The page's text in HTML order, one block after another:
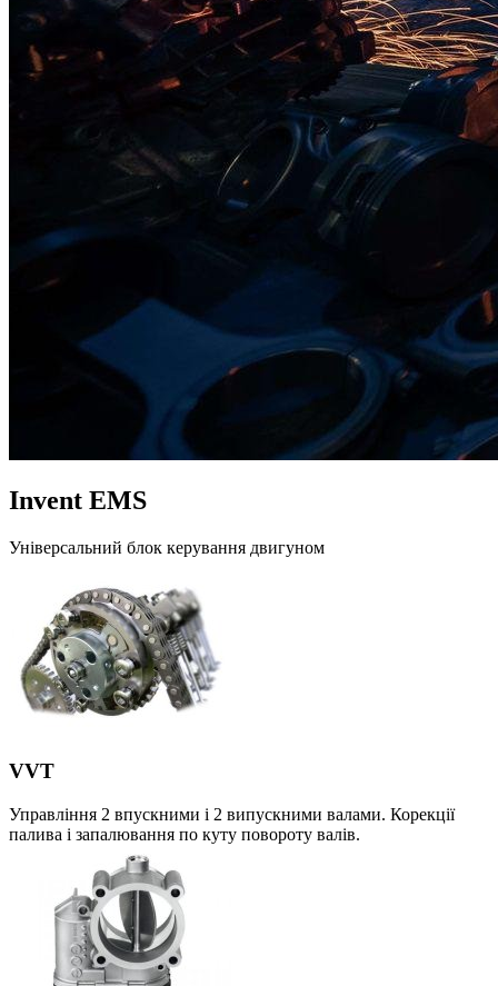
Invent EMS
Універсальний блок керування двигуном
Завантаження
VVT
Управління 2 впускними і 2 випускними валами. Корекції
палива і запалювання по куту повороту валів.